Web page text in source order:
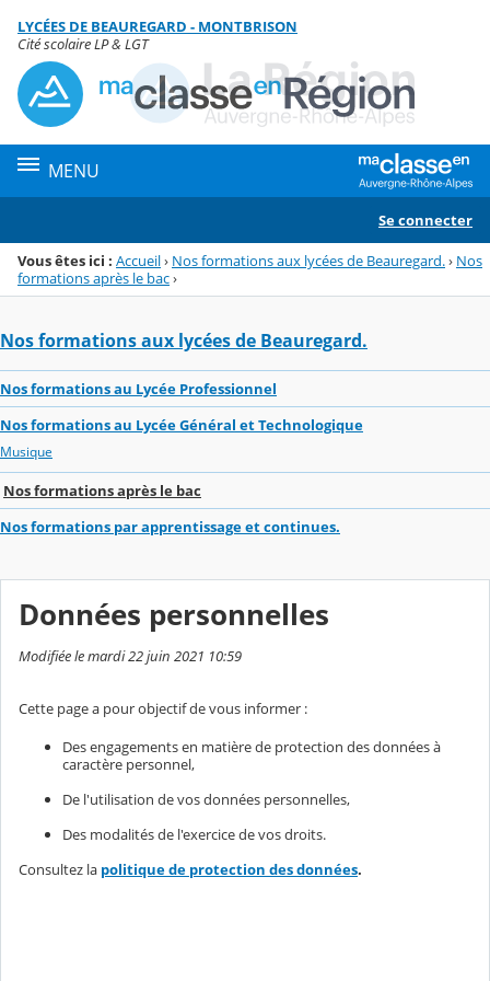
Menu de la rubrique
Contenu
LYCÉES DE BEAUREGARD - MONTBRISON
Cité scolaire LP & LGT
MENU
Se connecter
Vous êtes ici : Accueil› Nos formations aux lycées de Beauregard.› Nos
formations après le bac›
Nos formations aux lycées de Beauregard.
Nos formations au Lycée Professionnel
Nos formations au Lycée Général et Technologique
Musique
Nos formations après le bac
Nos formations par apprentissage et continues.
Données personnelles
Modifiée le mardi 22 juin 2021 10:59
Cette page a pour objectif de vous informer :
Des engagements en matière de protection des données à
caractère personnel,
De l'utilisation de vos données personnelles,
Des modalités de l'exercice de vos droits.
Consultez la politique de protection des données.